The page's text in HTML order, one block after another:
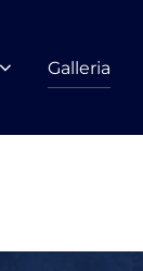
Galleria